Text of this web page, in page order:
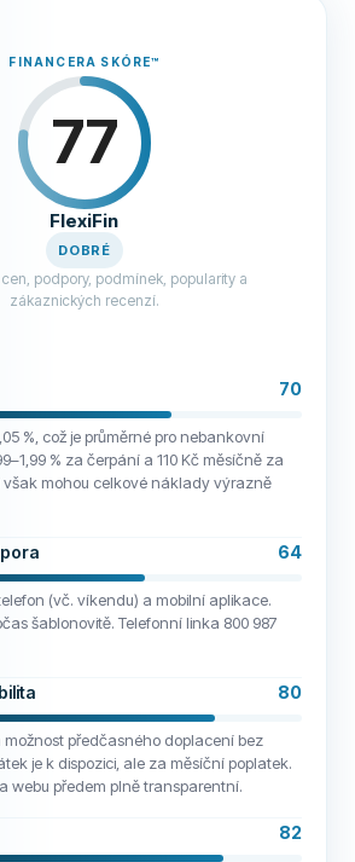
FINANCERA SKÓRE™
77
FlexiFin
DOBRÉ
podpory, podmínek, popularity a
zákaznických recenzí.
70
%, což je průměrné pro nebankovní
% za čerpání a 110 Kč měsíčně za
však mohou celkové náklady výrazně
64
(vč. víkendu) a mobilní aplikace.
šablonovitě. Telefonní linka 800 987
80
možnost předčasného doplacení bez
je k dispozici, ale za měsíční poplatek.
webu předem plně transparentní.
82